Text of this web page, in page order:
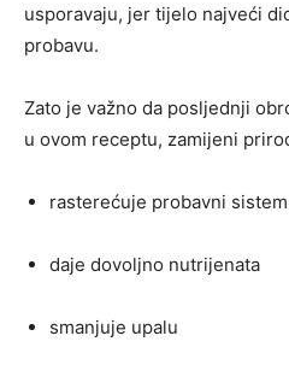
usporavaju, jer tijelo najveći
probavu.
Zato je važno da posljednji
u ovom receptu, zamijeni
rasterećuje probavni sistem
daje dovoljno nutrijenata
smanjuje upalu